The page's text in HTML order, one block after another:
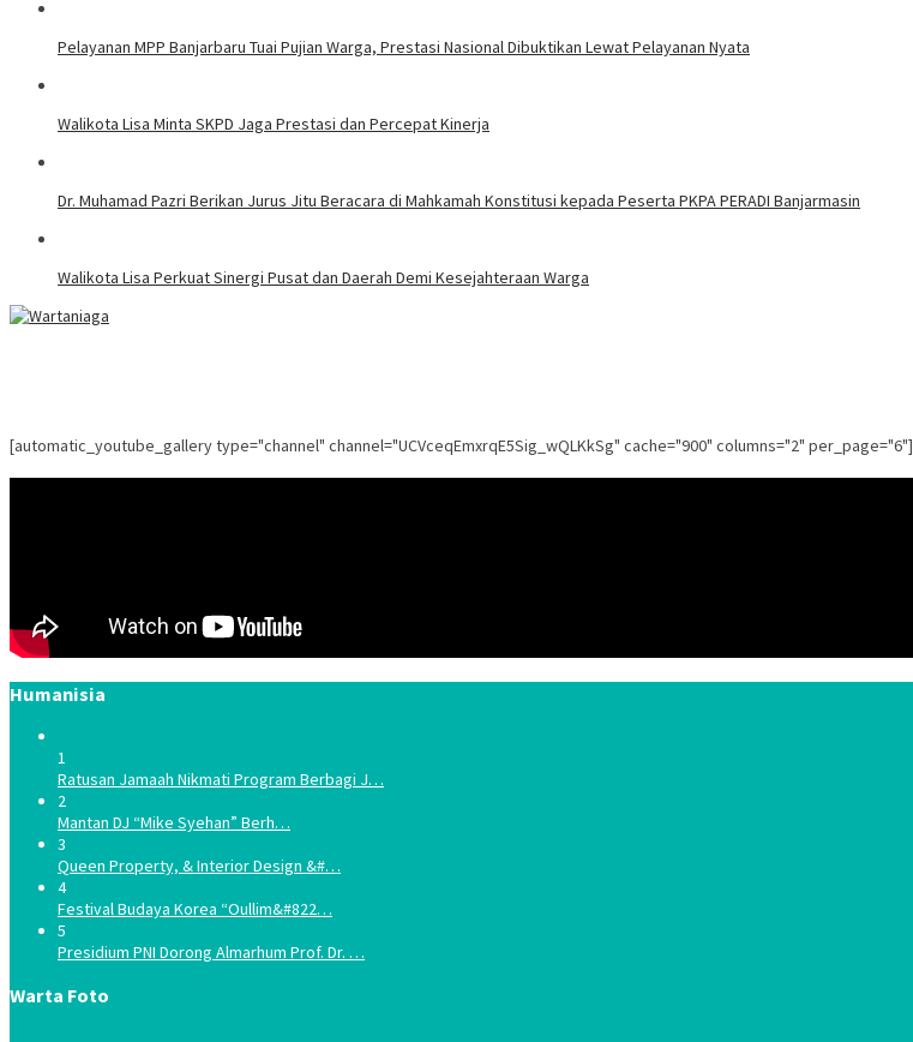
Pelayanan MPP Banjarbaru Tuai Pujian Warga, Prestasi Nasional Dibuktikan Lewat Pelayanan Nyata
Walikota Lisa Minta SKPD Jaga Prestasi dan Percepat Kinerja
Dr. Muhamad Pazri Berikan Jurus Jitu Beracara di Mahkamah Konstitusi kepada Peserta PKPA PERADI Banjarmasin
Walikota Lisa Perkuat Sinergi Pusat dan Daerah Demi Kesejahteraan Warga
[automatic_youtube_gallery type="channel" channel="UCVceqEmxrqE5Sig_wQLKkSg" cache="900" columns="2" per_page="6"]
Humanisia
1
Ratusan Jamaah Nikmati Program Berbagi J…
2
Mantan DJ “Mike Syehan” Berh…
3
Queen Property, & Interior Design &#…
4
Festival Budaya Korea “Oullim&#822…
5
Presidium PNI Dorong Almarhum Prof. Dr. …
Warta Foto